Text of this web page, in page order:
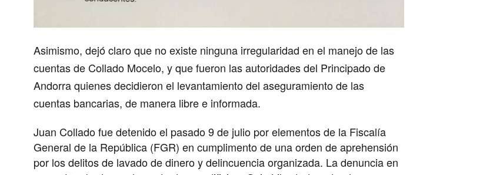
Asimismo, dejó claro que no existe ninguna irregularidad en el manejo de las
cuentas de Collado Mocelo, y que fueron las autoridades del Principado de
Andorra quienes decidieron el levantamiento del aseguramiento de las
cuentas bancarias, de manera libre e informada.
Juan Collado fue detenido el pasado 9 de julio por elementos de la Fiscalía
General de la República (FGR) en cumplimento de una orden de aprehensión
por los delitos de lavado de dinero y delincuencia organizada. La denuncia en